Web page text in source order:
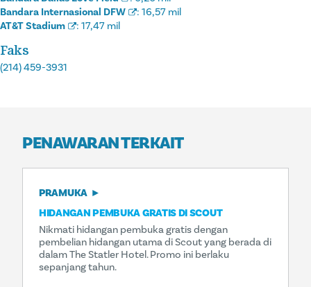
Bandara Internasional DFW
: 16,57 mil
AT&T Stadium
: 17,47 mil
Faks
(214) 459-3931
PENAWARAN TERKAIT
PRAMUKA
HIDANGAN PEMBUKA GRATIS DI SCOUT
Nikmati hidangan pembuka gratis dengan
pembelian hidangan utama di Scout yang berada di
dalam The Statler Hotel. Promo ini berlaku
sepanjang tahun.